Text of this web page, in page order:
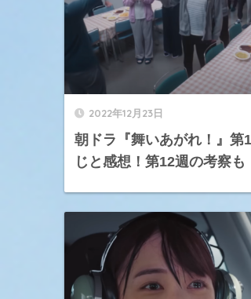
2022年12月23日
朝ドラ『舞いあがれ！』第
じと感想！第12週の考察も